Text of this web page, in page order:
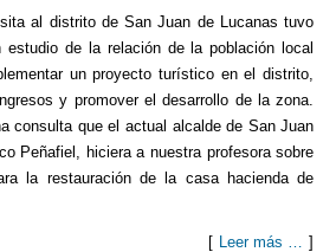
al distrito de San Juan de Lucanas tuvo
estudio de la relación de la población local
un proyecto turístico en el distrito,
y promover el desarrollo de la zona.
consulta que el actual alcalde de San Juan
Peñafiel, hiciera a nuestra profesora sobre
la restauración de la casa hacienda de
[ Leer más … ]